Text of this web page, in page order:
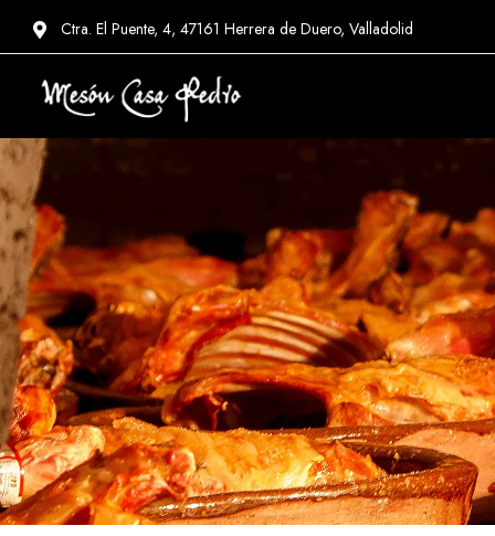
Ctra. El Puente, 4, 47161 Herrera de Duero, Valladolid